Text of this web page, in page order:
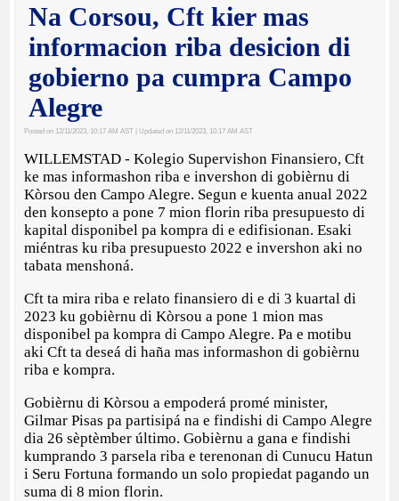
Na Corsou, Cft kier mas
informacion riba desicion di
gobierno pa cumpra Campo
Alegre
Posted on 12/11/2023, 10:17 AM AST | Updated on 12/11/2023, 10:17 AM AST
WILLEMSTAD - Kolegio Supervishon Finansiero, Cft
ke mas informashon riba e invershon di gobièrnu di
Kòrsou den Campo Alegre. Segun e kuenta anual 2022
den konsepto a pone 7 mion florin riba presupuesto di
kapital disponibel pa kompra di e edifisionan. Esaki
miéntras ku riba presupuesto 2022 e invershon aki no
tabata menshoná.
Cft ta mira riba e relato finansiero di e di 3 kuartal di
2023 ku gobièrnu di Kòrsou a pone 1 mion mas
disponibel pa kompra di Campo Alegre. Pa e motibu
aki Cft ta deseá di haña mas informashon di gobièrnu
riba e kompra.
Gobièrnu di Kòrsou a empoderá promé minister,
Gilmar Pisas pa partisipá na e findishi di Campo Alegre
dia 26 sèptèmber último. Gobièrnu a gana e findishi
kumprando 3 parsela riba e terenonan di Cunucu Hatun
i Seru Fortuna formando un solo propiedat pagando un
suma di 8 mion florin.